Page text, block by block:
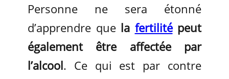
Personne ne sera étonné
d’apprendre que la fertilitépeut
également être affectée par
l’alcool. Ce qui est par contre